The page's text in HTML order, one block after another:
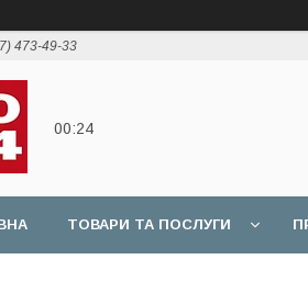
473-49-33
00:24
ТОВАРИ ТА ПОСЛУГИ